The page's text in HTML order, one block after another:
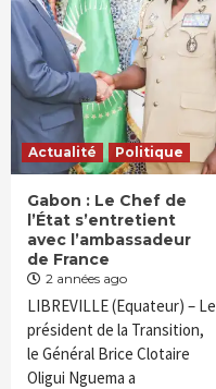
Actualité Politique
Gabon : Le Chef de
l’État s’entretient
avec l’ambassadeur
de France
2 années ago
LIBREVILLE (Equateur) – Le
président de la Transition,
le Général Brice Clotaire
Oligui Nguema a